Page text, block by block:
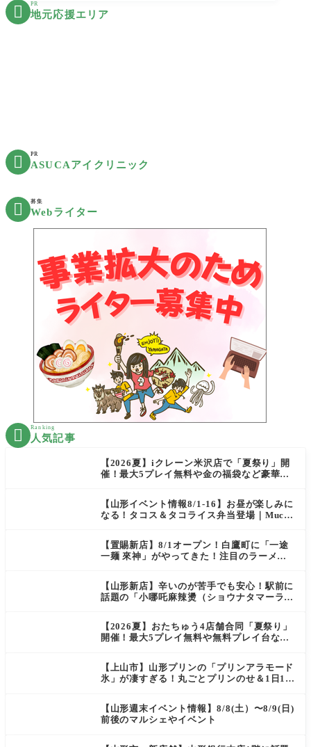
 PR
地元応援エリア
 PR
ASUCAアイクリニック
 募集
Webライター
 Ranking
人気記事
【2026夏】iクレーン米沢店で「夏祭り」開
催！最大5プレイ無料や金の福袋など豪華企
【山形イベント情報8/1-16】お昼が楽しみに
なる！タコス＆タコライス弁当登場｜Mucha
【置賜新店】8/1オープン！白鷹町に「一途
一麺 來神」がやってきた！注目のラーメン
【山形新店】辛いのが苦手でも安心！駅前に
話題の「小哪吒麻辣燙（ショウナタマーラー
【2026夏】おたちゅう4店舗合同「夏祭り」
開催！最大5プレイ無料や無料プレイ台など
田）
【上山市】山形プリンの「プリンアラモード
氷」が凄すぎる！丸ごとプリンのせ＆1日10
【山形週末イベント情報】8/8(土）〜8/9(日)
前後のマルシェやイベント